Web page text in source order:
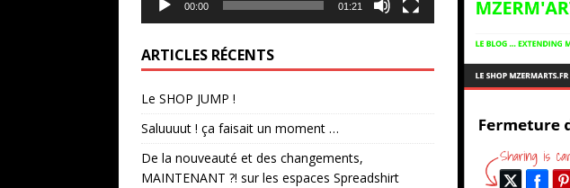
00:00 01:21
ARTICLES RÉCENTS
Le SHOP JUMP !
Saluuuut ! ça faisait un moment …
De la nouveauté et des changements,
MAINTENANT ?! sur les espaces Spreadshirt